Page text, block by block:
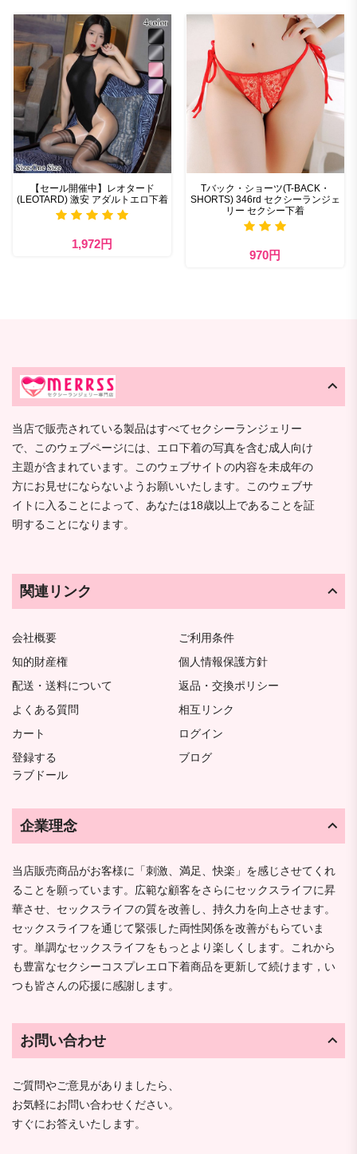
【セール開催中】レオタード
(LEOTARD) 激安 アダルトエロ下着
1,972円
Tバック・ショーツ(T-BACK・
SHORTS) 346rd セクシーランジェ
リー セクシー下着
970円
当店で販売されている製品はすべてセクシーランジェリー
で、このウェブページには、エロ下着の写真を含む成人向け
主題が含まれています。このウェブサイトの内容を未成年の
方にお見せにならないようお願いいたします。このウェブサ
イトに入ることによって、あなたは18歳以上であることを証
明することになります。
関連リンク
会社概要
ご利用条件
知的財産権
個人情報保護方針
配送・送料について
返品・交換ポリシー
よくある質問
相互リンク
カート
ログイン
登録する
ブログ
ラブドール
企業理念
当店販売商品がお客様に「刺激、満足、快楽」を感じさせてくれ
ることを願っています。広範な顧客をさらにセックスライフに昇
華させ、セックスライフの質を改善し、持久力を向上させます。
セックスライフを通じて緊張した両性関係を改善がもらていま
す。単調なセックスライフをもっとより楽しくします。これから
も豊富なセクシーコスプレエロ下着商品を更新して続けます，い
つも皆さんの応援に感謝します。
お問い合わせ
ご質問やご意見がありましたら、
お気軽にお問い合わせください。
すぐにお答えいたします。